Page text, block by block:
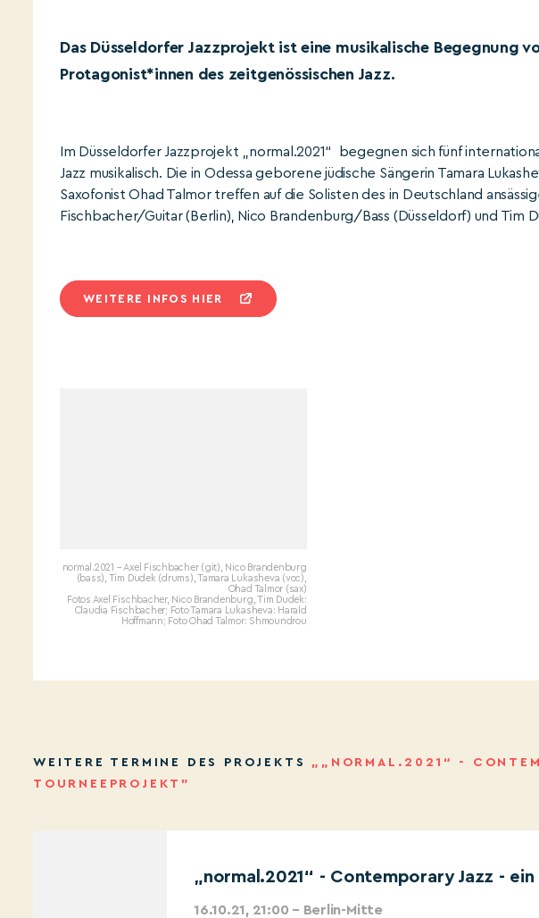
Das Düsseldorfer Jazzprojekt ist eine musikalische Begegnung
Protagonist*innen des zeitgenössischen Jazz.
Im Düsseldorfer Jazzprojekt „normal.2021“ begegnen sich fünf
Jazz musikalisch. Die in Odessa geborene jüdische Sängerin Tamara
Saxofonist Ohad Talmor treffen auf die Solisten des in Deutschland
Fischbacher/Guitar (Berlin), Nico Brandenburg/Bass (Düsseldorf) und Tim
WEITERE INFOS HIER
normal.2021 – Axel Fischbacher (git), Nico Brandenburg
(bass), Tim Dudek (drums), Tamara Lukasheva (voc),
Ohad Talmor (sax)
Fotos Axel Fischbacher, Nico Brandenburg, Tim Dudek:
Claudia Fischbacher; Foto Tamara Lukasheva: Harald
Hoffmann; Foto Ohad Talmor: Shmoundrou
WEITERE TERMINE DES PROJEKTS „„NORMAL.2021“ -
TOURNEEPROJEKT”
„normal.2021“ - Contemporary Jazz -
16.10.21, 21:00 – Berlin-Mitte